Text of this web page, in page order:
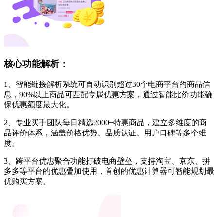
核心功能解析：
1、智能链接解析系统可自动识别超过30个电商平台的商品信
息，90%以上商品可匹配专属优惠方案，通过智能比价功能确
保优惠额度最大化。
2、专业买手团队每日精选2000+特惠商品，建立多维度的商
品评价体系，涵盖价格优势、品质认证、用户口碑等多个维
度。
3、跨平台优惠聚合功能打破电商壁垒，支持淘宝、京东、拼
多多等平台的优惠叠加使用，首创的优惠计算器可智能规划最
优购买方案。